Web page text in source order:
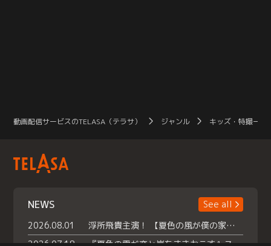
動画配信サービスのTELASA（テラサ） ジャンル キッズ・特撮一覧
NEWS
See all
2026.08.01
浮所飛貴主演！ 【夏色の風が僕の家にやってきた】 本日よりテラサで独占配信スタート！